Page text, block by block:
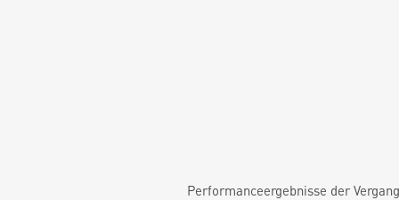
Performanceergebnisse der